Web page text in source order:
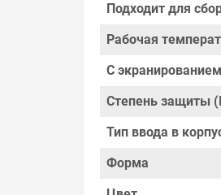
Подходит для
Рабочая
С экранированием
Степень защиты
Тип ввода в
Форма